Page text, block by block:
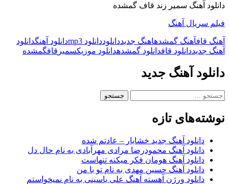
دانلود آهنگ سمیر زند قاف گمشده
فیلم سریال آهنگ
آهنگ قافآهنگ گمشدهاهنگ جدیددانلوددانلود mp3 دانلود آهنگدانلود
آهنگ جدیددانلود قافدانلود گمشدهدانلود موزیکسمیر قافگمشده
دانلود آهنگ جدید
جستجو
نوشته‌های تازه
دانلود آهنگ جدید خشایار – عادتم شده
دانلود آهنگ محمودرضا مرادی مهرآبادی به نام حال دل
دانلود آهنگ هومان فکر میکنه تنهاست
دانلود آهنگ حسین مهدی به نام تو با من
دانلود ورژن آهسته آهنگ علی یاسینی به نام نمیخواستم